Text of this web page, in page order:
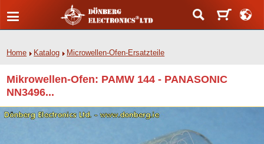
Home Katalog Microwellen-Ofen-Ersatzteile
Mikrowellen-Ofen: PAMW 144 - PANASONIC
NN3496...